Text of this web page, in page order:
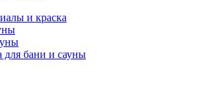
и краска
для бани и сауны